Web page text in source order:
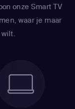
onze Smart TV
waar je maar